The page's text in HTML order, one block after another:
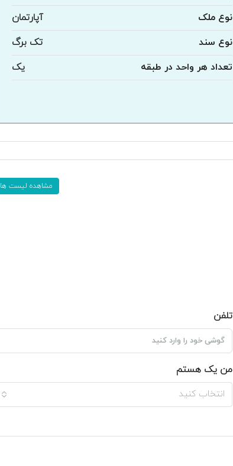
نوع ملک
آپارتمان
نوع سند
تک برگ
تعداد هر واحد در طبقه
یک
مشاهده لیست ها
تلفن
من یک هستم
انتخاب کنید